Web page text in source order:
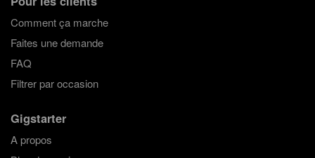
Comment ça marche
Faites une demande
FAQ
Filtrer par occasion
Gigstarter
A propos